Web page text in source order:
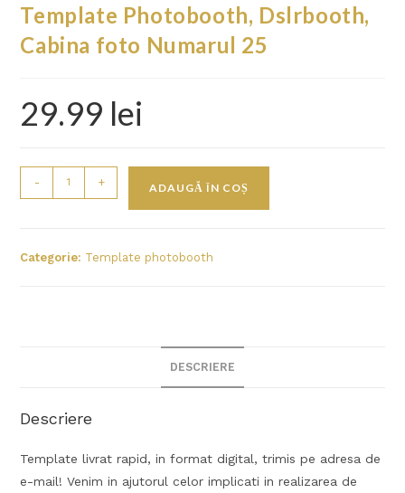
Template Photobooth, Dslrbooth,
Cabina foto Numarul 25
29.99 lei
- + ADAUGĂ ÎN COȘ
Categorie: Template photobooth
DESCRIERE
Descriere
Template livrat rapid, in format digital, trimis pe adresa de
e-mail! Venim in ajutorul celor implicati in realizarea de